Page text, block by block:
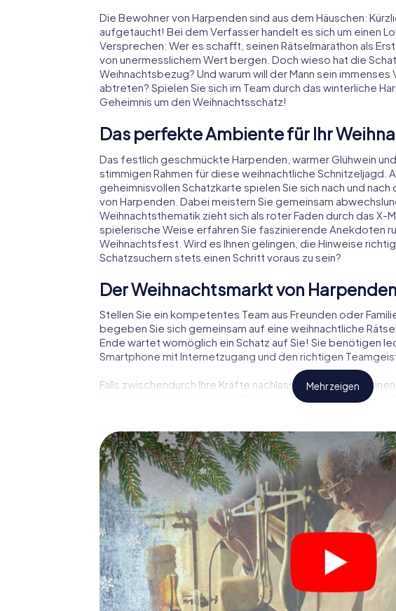
Die Bewohner von Harpenden sind aus dem Häuschen:
aufgetaucht! Bei dem Verfasser handelt es sich um einen
Versprechen: Wer es schafft, seinen Rätselmarathon als
von unermesslichem Wert bergen. Doch wieso hat die
Weihnachtsbezug? Und warum will der Mann sein
abtreten? Spielen Sie sich im Team durch das winterliche
Geheimnis um den Weihnachtsschatz!
Das perfekte Ambiente für Ihr
Das festlich geschmückte Harpenden, warmer Glühwein
stimmigen Rahmen für diese weihnachtliche Schnitzeljagd.
geheimnisvollen Schatzkarte spielen Sie sich nach und
von Harpenden. Dabei meistern Sie gemeinsam
Weihnachtsthematik zieht sich als roter Faden durch das X-
spielerische Weise erfahren Sie faszinierende Anekdoten
Weihnachtsfest. Wird es Ihnen gelingen, die Hinweise
Schatzsuchern stets einen Schritt voraus zu sein?
Der Weihnachtsmarkt von
Stellen Sie ein kompetentes Team aus Freunden oder
begeben Sie sich gemeinsam auf eine weihnachtliche
Ende wartet womöglich ein Schatz auf Sie! Sie benötigen
Smartphone mit Internetzugang und den richtigen
Falls zwischendurch Ihre Kräfte nachlassen, können Sie
von Harpenden einlegen – z.B. auf einem Weihnachtsmarkt!
Eine spannende Option für Ihre
Harpenden
Das myCityHunt X-Mas Adventure eignet sich auch
Weihnachtsfeier in Harpenden: So kann eine interaktive
Programm Ihrer Weihnachtsfeier in Harpenden ergänzen.
Weihnachtsmarkt von Harpenden wird mit dem X-Mas
bietet die Smartphone Schnitzeljagd alles was man von
Harpenden erwartet: Spaß, Teambuilding und eine
Gönnen Sie Ihren Kollegen also einen unvergesslichen
unser X-Mas Adventure als Programmpunkt Ihrer
Mehr zeigen